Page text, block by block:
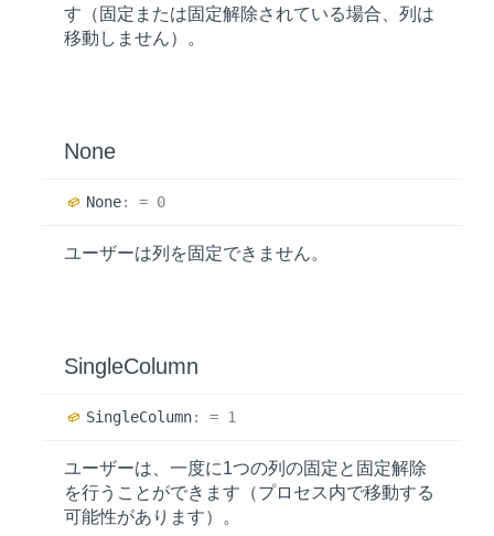
す（固定または固定解除されている場合、列は
移動しません）。
None
None: = 0
ユーザーは列を固定できません。
SingleColumn
SingleColumn: = 1
ユーザーは、一度に1つの列の固定と固定解除
を行うことができます（プロセス内で移動する
可能性があります）。